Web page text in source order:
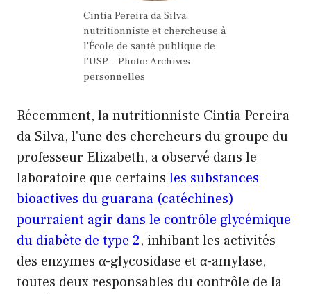
Cintia Pereira da Silva,
nutritionniste et chercheuse à
l'École de santé publique de
l'USP – Photo: Archives
personnelles
Récemment, la nutritionniste Cintia Pereira
da Silva, l'une des chercheurs du groupe du
professeur Elizabeth, a observé dans le
laboratoire que certains les substances
bioactives du guarana (catéchines)
pourraient agir dans le contrôle glycémique
du diabète de type 2, inhibant les activités
des enzymes α-glycosidase et α-amylase,
toutes deux responsables du contrôle de la